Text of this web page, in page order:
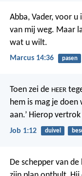
Abba, Vader, voor u
van mij weg. Maar
wat u wilt.
Marcus 14:36 pasen
Toen zei de HEER
hem is mag je
aan.’ Hierop
Job 1:12 duivel
De schepper van